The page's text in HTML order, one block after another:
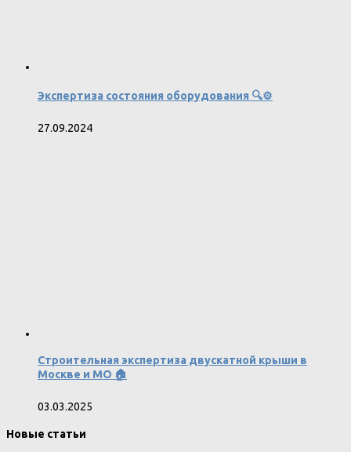
Экспертиза состояния оборудования 🔍⚙️
27.09.2024
Строительная экспертиза двускатной крыши в
Москве и МО 🏠
03.03.2025
Новые статьи